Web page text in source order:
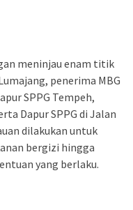
meninjau enam titik
penerima MBG
SPPG Tempeh,
Dapur SPPG di Jalan
dilakukan untuk
bergizi hingga
yang berlaku.